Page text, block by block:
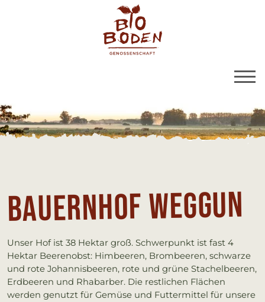
BioBoden |
Bau­ern­hof Weg­gun
Unser Hof ist 38 Hektar groß. Schwerpunkt ist fast 4
Hektar Beerenobst: Himbeeren, Brombeeren, schwarze
und rote Johannisbeeren, rote und grüne Stachelbeeren,
Erdbeeren und Rhabarber. Die restlichen Flächen
werden genutzt für Gemüse und Futtermittel für unsere